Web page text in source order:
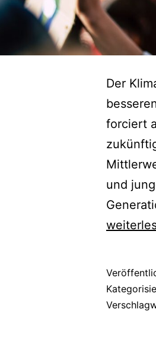
Der
forciert
und